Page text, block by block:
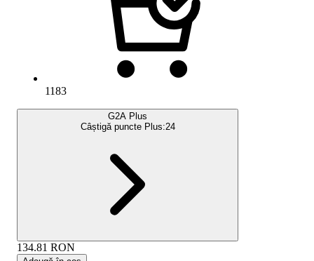
1183
G2A Plus
Câștigă puncte Plus:24
134.81 RON